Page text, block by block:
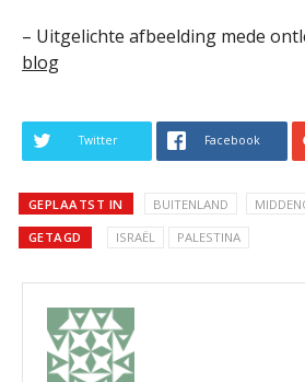
– Uitgelichte afbeelding mede
blog
Twitter Facebook
GEPLAATST IN BUITENLAND
GETAGD ISRAËL PALESTINA